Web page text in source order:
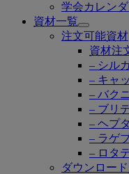
学会カレン
資材一覧
Open
submenu
注文可能資材
資材注
– シル
– キャ
– バク
– ブリ
– ヘプ
– ラゲ
– ロタ
ダウンロー